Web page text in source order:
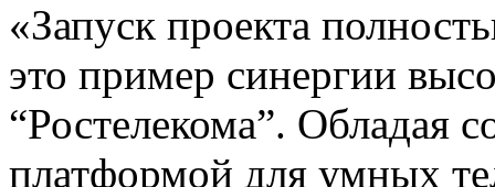
«Запуск проекта
это пример синергии
“Ростелекома”. Обладая
платформой для умных